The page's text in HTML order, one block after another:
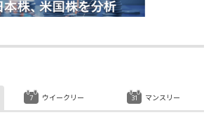
設備投資 増資
続伸
ウイークリー マンスリー